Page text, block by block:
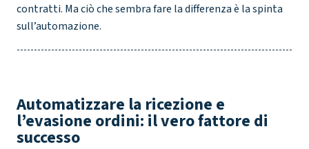
contratti. Ma ciò che sembra fare la differenza è la spinta
sull’automazione.
Automatizzare la ricezione e
l’evasione ordini: il vero fattore di
successo